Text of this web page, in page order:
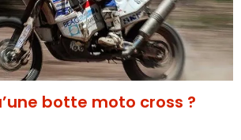
botte moto cross ?